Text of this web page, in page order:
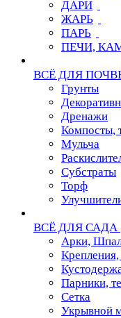
ДАРИ
ЖАРЬ
ПАРЬ
ПЕЧИ,
ВСЁ ДЛЯ
Грунты
Дренажи
Компосты,
Мульча
Субстраты
Торф
ВСЁ ДЛЯ САДА
Арки,
Парники,
Сетка
Укрывной